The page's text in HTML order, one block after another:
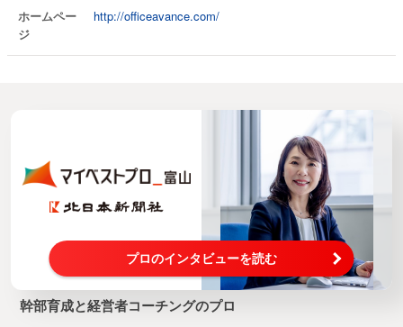
ホームペー
ジ
http://officeavance.com/
プロのインタビューを読む
幹部育成と経営者コーチングのプロ